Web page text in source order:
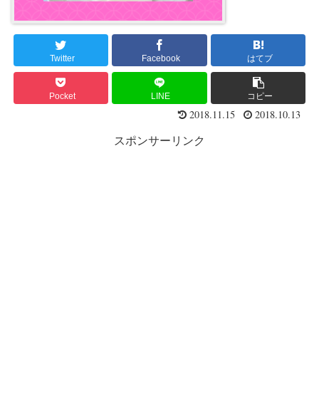
Twitter Facebook はてブ
Pocket LINE コピー
2018.11.15 2018.10.13
スポンサーリンク